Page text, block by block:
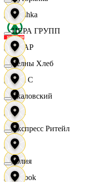
Bershka
СПАР
M A C
OBI
RE
Reebok
ЦЕРА ГРУПП
Челны Хлеб
Чкаловский
Экспресс Ритейл
Юлия